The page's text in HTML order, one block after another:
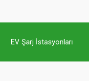
EV Şarj İstasyonları